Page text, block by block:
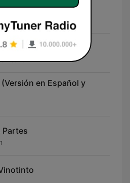
Suave
instrumental
Enamorados
en Español y
Partes